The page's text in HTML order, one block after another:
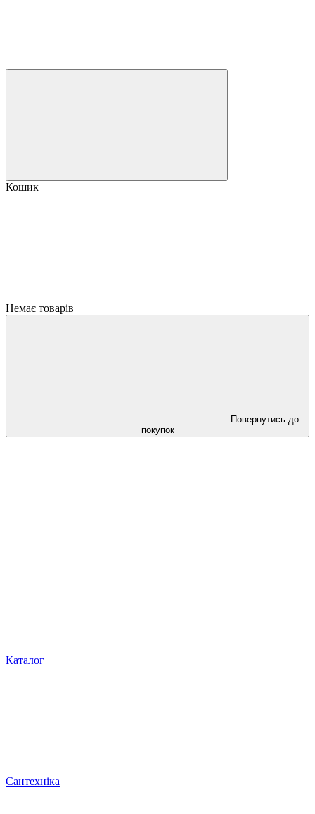
Кошик
Немає товарів
Повернутись до
покупок
Каталог
Сантехніка